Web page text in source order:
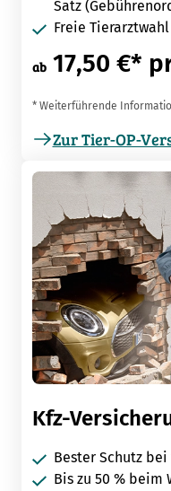
Satz
Freie Tierarztwahl
ab 17,50 €*
* Weiterführende
Zur Tier-OP-
Kfz-
Bester Schutz
Bis zu 50 % beim